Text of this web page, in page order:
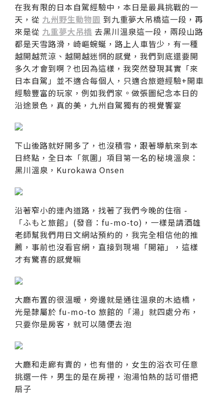
在我有限的日本自駕經驗中，本日是最具挑戰的一
天，從 九州野生動物園 到九重夢大吊橋這一段，再
來是從 九重夢大吊橋 去黑川溫泉這一段，兩段山路
都是天雪路滑，崎嶇蜿蜒，路上人車皆少，有一種
越開越荒涼、越開越迷惘的感覺，我們到底還要開
多久才會到啊？也因為這樣，我突然發現其實「來
日本自駕」並不適合每個人，只適合旅遊經驗+開車
經驗豐富的玩家，例如我們家。做張圖紀念本日的
沿途景色，真的美，九州自駕獨有的視覺饗宴
下山後路就好開多了，也沒積雪，跟著導航來到本
日終點，全日本「氛圍」項目第一名的秘境溫泉：
黑川溫泉，Kurokawa Onsen
沿著窄小的連內道路，找著了我們今晚的住宿 -
「ふもと旅館」(發音：fu-mo-to)，一樣是請酒雄
老師幫我們用日文網站預約的，我完全相信他的推
薦，事前也沒看官網，直接到現場「開箱」，這樣
才有驚喜的感覺嘛
大廳布置的很溫暖，旁邊就是通往溫泉的木造橋，
光是隸屬於 fu-mo-to 旅館的「湯」就四處分布，
只要你是房客，就可以隨便去泡
大廳和走廊有賣的，也有借的，女生的浴衣可任意
挑選一件，男生的是在房裡，泡湯怕熱的話可借把
扇子